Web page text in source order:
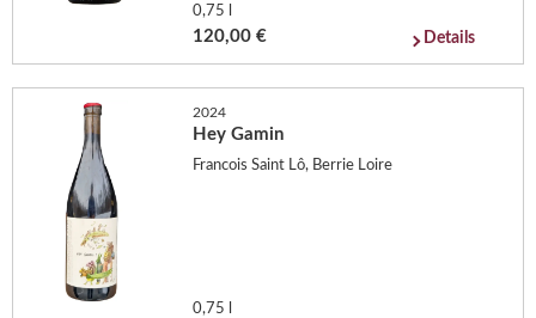
0,75 l
120,00 € Details
2024
Hey Gamin
Francois Saint Lô, Berrie Loire
0,75 l